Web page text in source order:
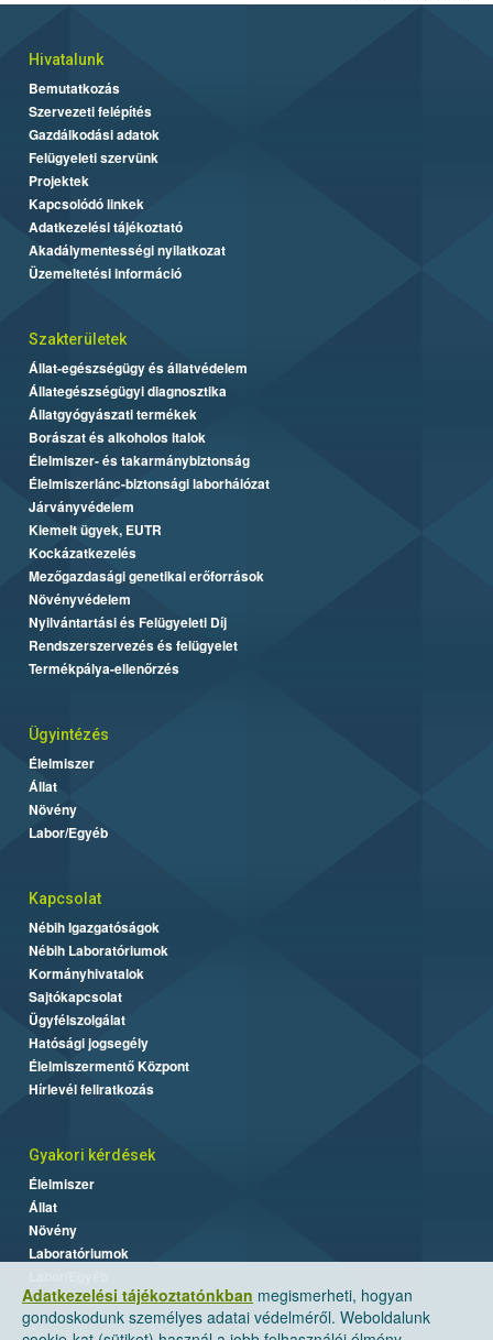
Adatkezelési tájékoztatónkban megismerheti, hogyan
gondoskodunk személyes adatai védelméről. Weboldalunk
Hivatalunk
Bemutatkozás
Szervezeti felépítés
Gazdálkodási adatok
Felügyeleti szervünk
Projektek
Kapcsolódó linkek
Adatkezelési tájékoztató
Akadálymentességi nyilatkozat
Üzemeltetési információ
Szakterületek
Állat-egészségügy és állatvédelem
Állategészségügyi diagnosztika
Állatgyógyászati termékek
Borászat és alkoholos italok
Élelmiszer- és takarmánybiztonság
Élelmiszerlánc-biztonsági laborhálózat
Járványvédelem
Kiemelt ügyek, EUTR
Kockázatkezelés
Mezőgazdasági genetikai erőforrások
Növényvédelem
Nyilvántartási és Felügyeleti Díj
Rendszerszervezés és felügyelet
Termékpálya-ellenőrzés
Ügyintézés
Élelmiszer
Állat
Növény
Labor/Egyéb
Kapcsolat
Nébih Igazgatóságok
Nébih Laboratóriumok
Kormányhivatalok
Sajtókapcsolat
Ügyfélszolgálat
Hatósági jogsegély
Élelmiszermentő Központ
Hírlevél feliratkozás
Gyakori kérdések
Élelmiszer
Állat
Növény
Laboratóriumok